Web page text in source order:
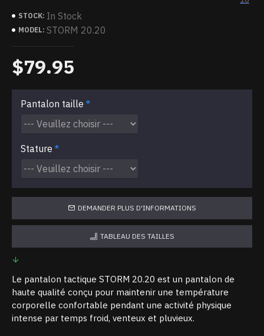
STOCK: In Stock
MODEL: STORM 20.20
$79.95
Pantalon taille
Stature
DEMANDER PLUS D'INFORMATIONS
TABLEAU DES TAILLES
Le pantalon tactique STORM 20.20 est un pantalon de
haute qualité conçu pour maintenir une température
corporelle confortable pendant une activité physique
intense par temps froid, venteux et pluvieux.